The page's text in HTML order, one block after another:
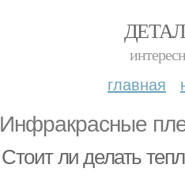
главная
Инфракрасные
Стоит ли делать